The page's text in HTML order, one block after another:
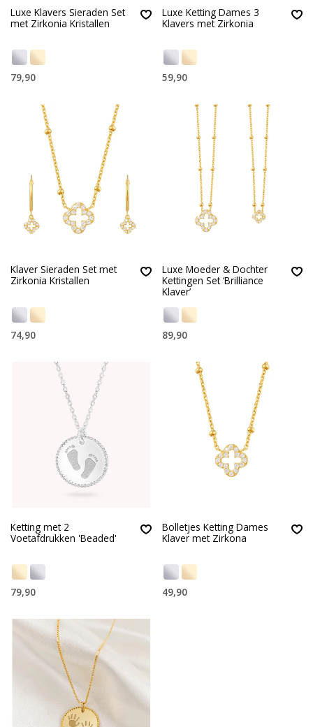
Luxe Klavers Sieraden Set
met Zirkonia Kristallen
79,90
Luxe Ketting Dames 3
Klavers met Zirkonia
59,90
Klaver Sieraden Set met
Zirkonia Kristallen
74,90
Luxe Moeder & Dochter
Kettingen Set ‘Brilliance
Klaver’
89,90
Ketting met 2
Voetafdrukken 'Beaded'
79,90
Bolletjes Ketting Dames
Klaver met Zirkona
49,90